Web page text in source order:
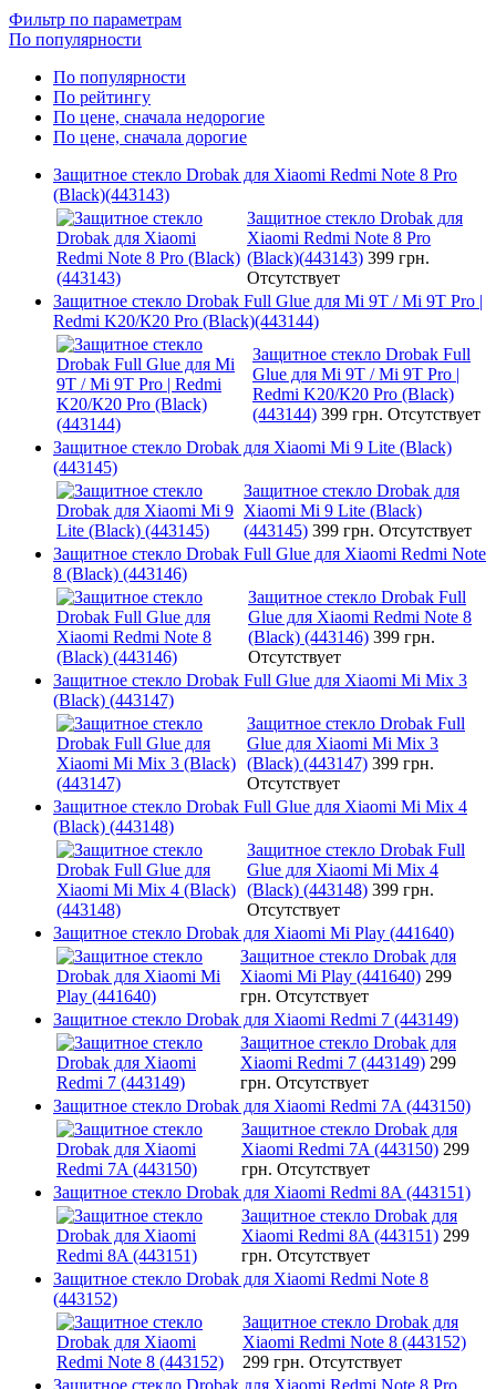
Фильтр по параметрам
По популярности
По популярности
По рейтингу
По цене, сначала недорогие
По цене, сначала дорогие
Защитное стекло Drobak для Xiaomi Redmi Note 8 Pro
(Black)(443143)
Защитное стекло Drobak для
Xiaomi Redmi Note 8 Pro
(Black)(443143) 399 грн.
Отсутствует
Защитное стекло Drobak Full Glue для Mi 9T / Mi 9T Pro |
Redmi K20/К20 Pro (Black)(443144)
Защитное стекло Drobak Full
Glue для Mi 9T / Mi 9T Pro |
Redmi K20/К20 Pro (Black)
(443144) 399 грн. Отсутствует
Защитное стекло Drobak для Xiaomi Mi 9 Lite (Black)
(443145)
Защитное стекло Drobak для
Xiaomi Mi 9 Lite (Black)
(443145) 399 грн. Отсутствует
Защитное стекло Drobak Full Glue для Xiaomi Redmi Note
8 (Black) (443146)
Защитное стекло Drobak Full
Glue для Xiaomi Redmi Note 8
(Black) (443146) 399 грн.
Отсутствует
Защитное стекло Drobak Full Glue для Xiaomi Mi Mix 3
(Black) (443147)
Защитное стекло Drobak Full
Glue для Xiaomi Mi Mix 3
(Black) (443147) 399 грн.
Отсутствует
Защитное стекло Drobak Full Glue для Xiaomi Mi Mix 4
(Black) (443148)
Защитное стекло Drobak Full
Glue для Xiaomi Mi Mix 4
(Black) (443148) 399 грн.
Отсутствует
Защитное стекло Drobak для Xiaomi Mi Play (441640)
Защитное стекло Drobak для
Xiaomi Mi Play (441640) 299
грн. Отсутствует
Защитное стекло Drobak для Xiaomi Redmi 7 (443149)
Защитное стекло Drobak для
Xiaomi Redmi 7 (443149) 299
грн. Отсутствует
Защитное стекло Drobak для Xiaomi Redmi 7A (443150)
Защитное стекло Drobak для
Xiaomi Redmi 7A (443150) 299
грн. Отсутствует
Защитное стекло Drobak для Xiaomi Redmi 8A (443151)
Защитное стекло Drobak для
Xiaomi Redmi 8A (443151) 299
грн. Отсутствует
Защитное стекло Drobak для Xiaomi Redmi Note 8
(443152)
Защитное стекло Drobak для
Xiaomi Redmi Note 8 (443152)
299 грн. Отсутствует
Защитное стекло Drobak для Xiaomi Redmi Note 8 Pro